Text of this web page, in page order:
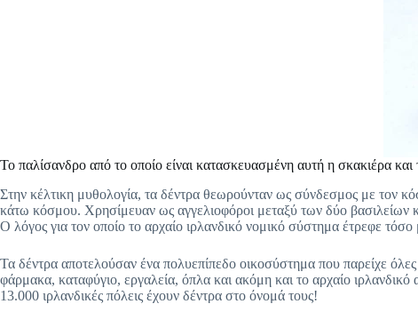
Το παλίσανδρο από το οποίο είναι κατασκευασμένη αυτή η σκακιέρα
Στην κέλτικη μυθολογία, τα δέντρα θεωρούνταν ως σύνδεσμος με τον
κάτω κόσμου. Χρησίμευαν ως αγγελιοφόροι μεταξύ των δύο βασιλείων
Ο λόγος για τον οποίο το αρχαίο ιρλανδικό νομικό σύστημα έτρεφε
Τα δέντρα αποτελούσαν ένα πολυεπίπεδο οικοσύστημα που παρείχε
φάρμακα, καταφύγιο, εργαλεία, όπλα και ακόμη και το αρχαίο
13.000 ιρλανδικές πόλεις έχουν δέντρα στο όνομά τους!